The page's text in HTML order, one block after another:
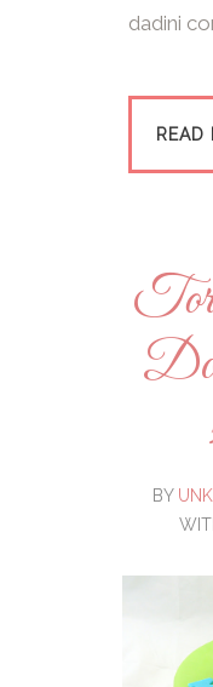
dadini
READ
BY